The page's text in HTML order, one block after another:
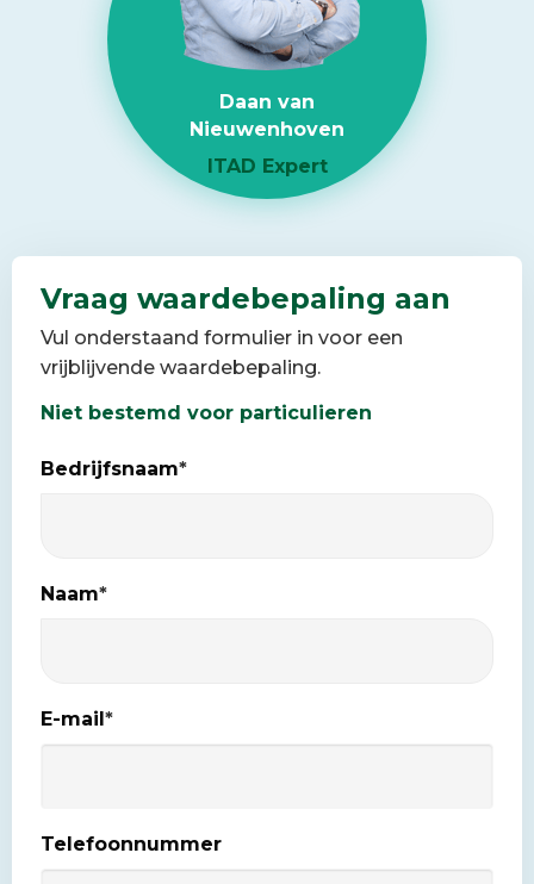
Daan van
Nieuwenhoven
ITAD Expert
Vraag waardebepaling aan
Vul onderstaand formulier in voor een
vrijblijvende waardebepaling.
Niet bestemd voor particulieren
Bedrijfsnaam*
Naam*
E-mail*
Telefoonnummer